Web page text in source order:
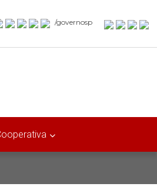
/governosp